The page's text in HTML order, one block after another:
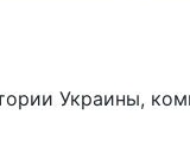
Украины,